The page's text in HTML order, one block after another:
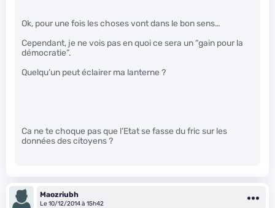
Ok, pour une fois les choses vont dans le bon sens…
Cependant, je ne vois pas en quoi ce sera un “gain pour la
démocratie”.
Quelqu’un peut éclairer ma lanterne ?
Ca ne te choque pas que l’Etat se fasse du fric sur les
données des citoyens ?
Maozriubh
Le 10/12/2014 à 15h42